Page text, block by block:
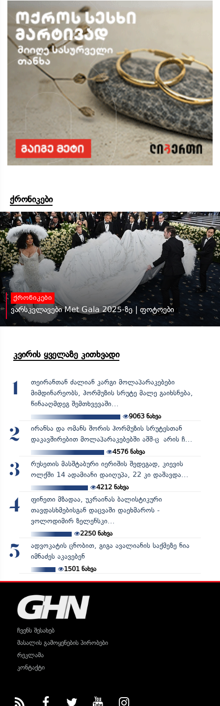
ქრონიკები
ქრონიკები
ვარსკვლავები Met Gala 2025-ზე | ფოტოები
კვირის ყველაზე კითხვადი
1
თეირანთან ძალიან კარგი მოლაპარაკებები
მიმდინარეობს, ჰორმუზის სრუტე მალე გაიხსნება,
წინააღმდეგ შემთხვევაში...
9063 ნახვა
2
ირანსა და ომანს შორის ჰორმუზის სრუტესთან
დაკავშირებით მოლაპარაკებებში აშშ-ც არის ჩ...
4576ნახვა
3
რუსეთის მასშტაბური იერიშის შედეგად, კიევის
ოლქში 14 ადამიანი დაიღუპა, 22 კი დაშავდა...
4212ნახვა
4
ფინეთი მზადაა, უკრაინას ბალისტიკური
თავდასხმებისგან დაცვაში დაეხმაროს -
ვოლოდიმირ ზელენსკი...
2250ნახვა
5
ადვოკატის ცნობით, გიგა ავალიანის საქმეზე ნია
იმნაძეს აკავებენ
1501ნახვა
ჩვენს შესახებ
მასალის გამოყენების პირობები
რეკლამა
კონტაქტი